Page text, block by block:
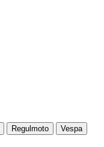
Regulmoto
Vespa